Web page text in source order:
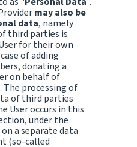
may also be
data, namely
third parties is
for their own
of adding
donating a
on behalf of
The processing of
of third parties
User occurs in this
under the
a separate data
(so-called